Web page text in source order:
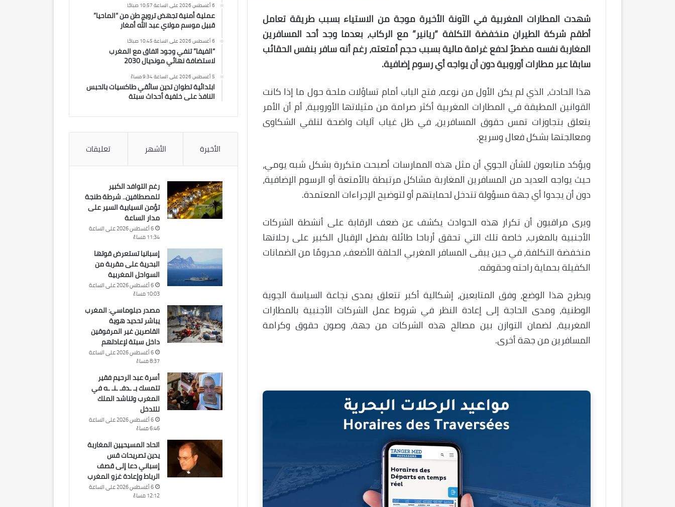
شهدت المطارات المغربية في الآونة الأخيرة موجة من الاستياء بسبب طريقة تعامل
أطقم شركة الطيران منخفضة التكلفة “ريانير” مع الركاب، بعدما وجد أحد المسافرين
المغاربة نفسه مضطرً لدفع غرامة مالية بسبب حجم أمتعته، رغم أنه سافر بنفس الحقائب
سابقا عبر مطارات أوروبية دون أن يواجه أي رسوم إضافية.
هذا الحادث، الذي لم يكن الأول من نوعه، فتح الباب أمام تساؤلات ملحة حول ما إذا كانت
القوانين المطبقة في المطارات المغربية أكثر صرامة من مثيلاتها الأوروبية، أم أن الأمر
يتعلق بتجاوزات تمس حقوق المسافرين، في ظل غياب آليات واضحة لتلقي الشكاوى
ومعالجتها بشكل فعال وسريع.
ويؤكد متابعون للشأن الجوي أن مثل هذه الممارسات أصبحت متكررة بشكل شبه يومي،
حيث يواجه العديد من المسافرين المغاربة مشاكل مرتبطة بالأمتعة أو الرسوم الإضافية،
دون أن يجدوا أي جهة مسؤولة تتدخل لحمايتهم أو لتوضيح الإجراءات المعتمدة.
ويرى مراقبون أن تكرار هذه الحوادث يكشف عن ضعف الرقابة على أنشطة الشركات
الأجنبية بالمغرب، خاصة تلك التي تحقق أرباحا طائلة بفضل الإقبال الكبير على رحلاتها
منخفضة التكلفة، في حين يبقى المسافر المغربي الحلقة الأضعف، محرومًا من الضمانات
الكفيلة بحماية راحته وحقوقه.
ويطرح هذا الوضع، وفق المتابعين، إشكالية أكبر تتعلق بمدى نجاعة السياسة الجوية
الوطنية، ومدى الحاجة إلى إعادة النظر في شروط عمل الشركات الأجنبية بالمطارات
المغربية، لضمان التوازن بين مصالح هذه الشركات من جهة، وصون حقوق وكرامة
المسافرين من جهة أخرى.
6 أغسطس 2026 على الساعة 10:57 صباحًا
عملية أمنية تجهض ترويج طن من “الماحيا”
قبيل موسم مولاي عبد الله أمغار
6 أغسطس 2026 على الساعة 10:45 صباحًا
“الفيفا” تنفي وجود اتفاق مع المغرب
لاستضافة نهائي مونديال 2030
5 أغسطس 2026 على الساعة 9:34 مساءً
ابتدائية تطوان تدين سائقي طاكسيات بالحبس
النافذ على خلفية أحداث سبتة
الأخيرة الأشهر تعليقات
رغم التوافد الكبير
للمصطافين.. شرطة طنجة
تؤمن انسيابية السير على
مدار الساعة
6 أغسطس 2026 على الساعة
11:34 مساءً
إسبانيا تستعرض قوتها
البحرية على مقربة من
السواحل المغربية
6 أغسطس 2026 على الساعة
10:03 مساءً
مصدر دبلوماسي: المغرب
يباشر تحديد هوية
القاصرين غير المرفوقين
داخل سبتة لإعادتهم
6 أغسطس 2026 على الساعة
8:37 مساءً
أسرة عبد الرحيم فقير
تتمسك بـ ـدفـ ـنـ ـه في
المغرب وتناشد الملك
للتدخل
6 أغسطس 2026 على الساعة
6:46 مساءً
اتحاد المسيحيين المغاربة
يدين تصريحات قس
إسباني دعا إلى قصف
الرباط وإعادة غزو المغرب
6 أغسطس 2026 على الساعة
12:12 مساءً